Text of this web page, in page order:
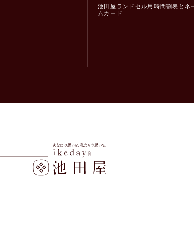
池田屋ランドセル用時間割表とネ
ムカード